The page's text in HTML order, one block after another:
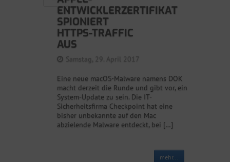
ENTWICKLERZERTIFIKAT
SPIONIERT
HTTPS-TRAFFIC
AUS
Samstag, 29. April 2017
Eine neue macOS-Malware namens DOK
macht derzeit die Runde und gibt vor, ein
System-Update zu sein. Die IT-
Sicherheitsfirma Checkpoint hat eine
bisher unbekannte auf den Mac
abzielende Malware entdeckt, bei […]
mehr...